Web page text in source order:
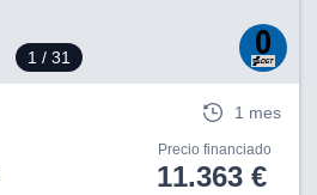
1 / 31
1 mes
Precio financiado
11.363 €